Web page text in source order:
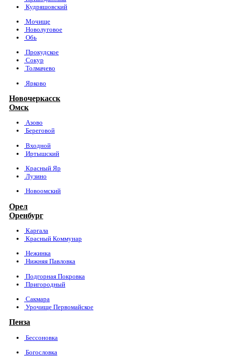
Кудряшовский
Мочище
Новолуговое
Обь
Прокудское
Сокур
Толмачево
Ярково
Новочеркасск
Омск
Азово
Береговой
Входной
Иртышский
Красный Яр
Лузино
Новоомский
Орел
Оренбург
Каргала
Красный Коммунар
Нежинка
Нижняя Павловка
Подгорная Покровка
Пригородный
Сакмара
Урочище Первомайское
Пенза
Бессоновка
Богословка